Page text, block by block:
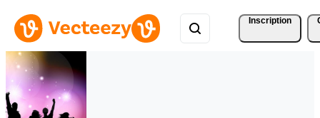
Inscription